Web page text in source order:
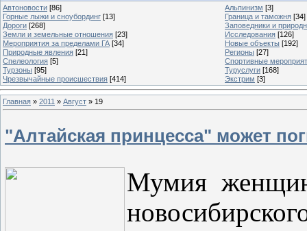
Автоновости [86] Альпинизм [3]
Горные лыжи и сноубординг [13] Граница и таможня [34]
Дороги [268]
Заповедники и
Земли и земельные отношения [23] Исследования [126]
Мероприятия за пределами ГА [34] Новые объекты [192]
Природные явления [21] Регионы [27]
Спелеология [5]
Спортивные
Турзоны [95] Туруслуги [168]
Чрезвычайные происшествия [414] Экстрим [3]
Главная » 2011 » Август » 19
"Алтайская принцесса" может
Мумия